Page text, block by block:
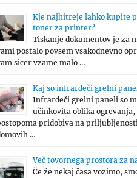
Kje najhitreje lahko kupite
toner za printer?
Tiskanje dokumentov je za
postalo povsem vsakodnevno
sicer vzame malo …
Kaj so infrardeči grelni
Infrardeči grelni paneli so
učinkovita oblika ogrevanja,
pridobiva na
…
Več tovornega prostora za
Če že nekaj časa vozimo,